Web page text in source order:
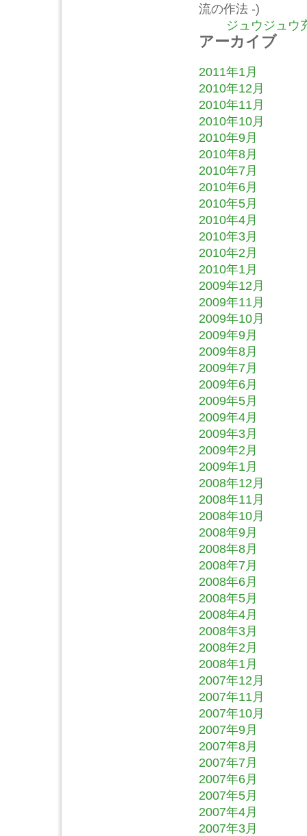
流の作法 -)
ジュウジュウ
アーカイブ
2011年1月
2010年12月
2010年11月
2010年10月
2010年9月
2010年8月
2010年7月
2010年6月
2010年5月
2010年4月
2010年3月
2010年2月
2010年1月
2009年12月
2009年11月
2009年10月
2009年9月
2009年8月
2009年7月
2009年6月
2009年5月
2009年4月
2009年3月
2009年2月
2009年1月
2008年12月
2008年11月
2008年10月
2008年9月
2008年8月
2008年7月
2008年6月
2008年5月
2008年4月
2008年3月
2008年2月
2008年1月
2007年12月
2007年11月
2007年10月
2007年9月
2007年8月
2007年7月
2007年6月
2007年5月
2007年4月
2007年3月